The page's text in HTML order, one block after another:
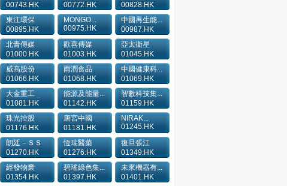
00743.HK
00772.HK
00828.HK
東江環保
00895.HK
MONGO...
00975.HK
中國再生能...
00987.HK
北青傳媒
01000.HK
歡喜傳媒
01003.HK
亞太衛星
01045.HK
威高股份
01066.HK
雨潤食品
01068.HK
中國健康科...
01069.HK
大金重工
01081.HK
能源及能量...
01142.HK
智數科技集...
01159.HK
珠光控股
01176.HK
唐宮中國
01181.HK
NIRAK...
01245.HK
朗廷－ＳＳ
01270.HK
恆瑞醫藥
01276.HK
復旦張江
01349.HK
經發物業
01354.HK
碧瑤綠色集...
01397.HK
未來機器有...
01401.HK